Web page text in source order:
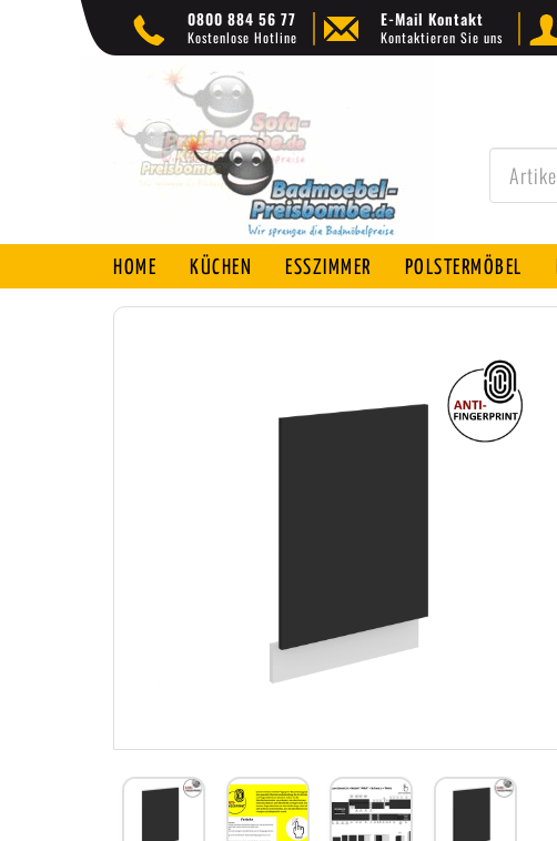
0800 884 56 77
Kostenlose Hotline
E-Mail Kontakt
Kontaktieren Sie uns
HOME KÜCHEN ESSZIMMER POLSTERMÖBEL